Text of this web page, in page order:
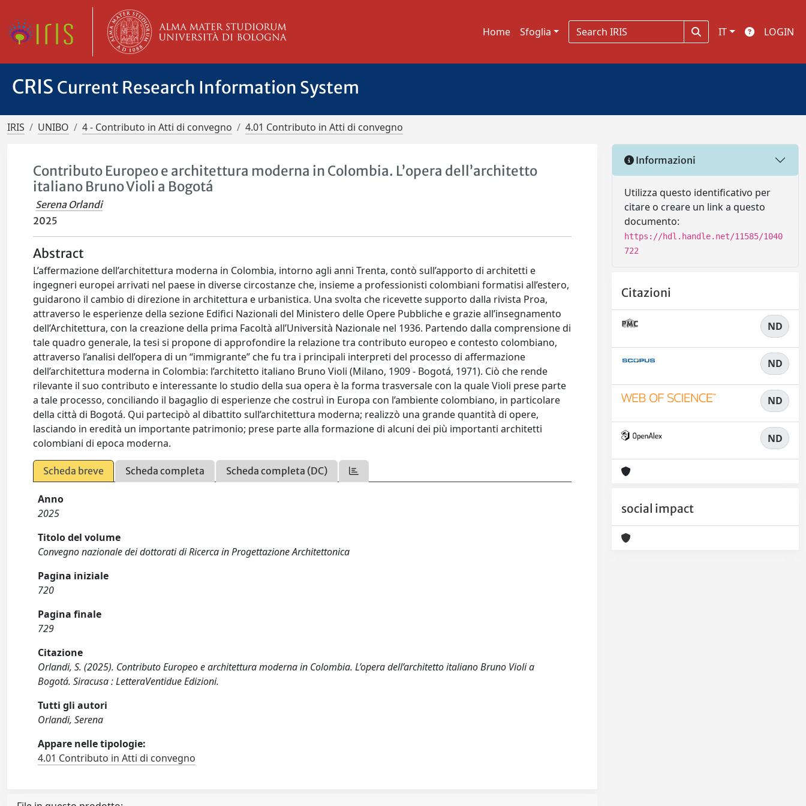
Home Sfoglia IT LOGIN
CRIS Current Research Information System
IRIS UNIBO 4 - Contributo in Atti di convegno 4.01 Contributo in Atti di convegno
Contributo Europeo e architettura moderna in Colombia. L’opera dell’architetto
italiano Bruno Violi a Bogotá
Serena Orlandi
2025
Abstract
L’affermazione dell’architettura moderna in Colombia, intorno agli anni Trenta, contò sull’apporto di architetti e
ingegneri europei arrivati nel paese in diverse circostanze che, insieme a professionisti colombiani formatisi all’estero,
guidarono il cambio di direzione in architettura e urbanistica. Una svolta che ricevette supporto dalla rivista Proa,
attraverso le esperienze della sezione Edifici Nazionali del Ministero delle Opere Pubbliche e grazie all’insegnamento
dell’Architettura, con la creazione della prima Facoltà all’Università Nazionale nel 1936. Partendo dalla comprensione di
tale quadro generale, la tesi si propone di approfondire la relazione tra contributo europeo e contesto colombiano,
attraverso l’analisi dell’opera di un “immigrante” che fu tra i principali interpreti del processo di affermazione
dell’architettura moderna in Colombia: l’architetto italiano Bruno Violi (Milano, 1909 - Bogotá, 1971). Ciò che rende
rilevante il suo contributo e interessante lo studio della sua opera è la forma trasversale con la quale Violi prese parte
a tale processo, conciliando il bagaglio di esperienze che costruì in Europa con l’ambiente colombiano, in particolare
della città di Bogotá. Qui partecipò al dibattito sull’architettura moderna; realizzò una grande quantità di opere,
lasciando in eredità un importante patrimonio; prese parte alla formazione di alcuni dei più importanti architetti
colombiani di epoca moderna.
Scheda breve Scheda completa Scheda completa (DC)
Anno
2025
Titolo del volume
Convegno nazionale dei dottorati di Ricerca in Progettazione Architettonica
Pagina iniziale
720
Pagina finale
729
Citazione
Orlandi, S. (2025). Contributo Europeo e architettura moderna in Colombia. L’opera dell’architetto italiano Bruno Violi a
Bogotá. Siracusa : LetteraVentidue Edizioni.
Tutti gli autori
Orlandi, Serena
Appare nelle tipologie:
4.01 Contributo in Atti di convegno
Informazioni
Utilizza questo identificativo per
citare o creare un link a questo
documento:
https://hdl.handle.net/11585/1040
722
Citazioni
ND
ND
ND
ND
social impact